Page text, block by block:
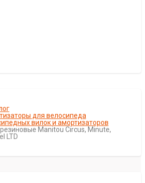
для велосипеда
вилок и амортизаторов
Manitou Circus, Minute,
LTD